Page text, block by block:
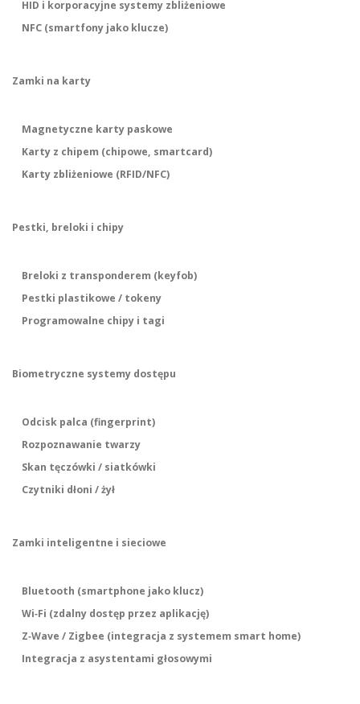
HID i korporacyjne systemy zbliżeniowe
NFC (smartfony jako klucze)
Zamki na karty
Magnetyczne karty paskowe
Karty z chipem (chipowe, smartcard)
Karty zbliżeniowe (RFID/NFC)
Pestki, breloki i chipy
Breloki z transponderem (keyfob)
Pestki plastikowe / tokeny
Programowalne chipy i tagi
Biometryczne systemy dostępu
Odcisk palca (fingerprint)
Rozpoznawanie twarzy
Skan tęczówki / siatkówki
Czytniki dłoni / żył
Zamki inteligentne i sieciowe
Bluetooth (smartphone jako klucz)
Wi‑Fi (zdalny dostęp przez aplikację)
Z‑Wave / Zigbee (integracja z systemem smart home)
Integracja z asystentami głosowymi